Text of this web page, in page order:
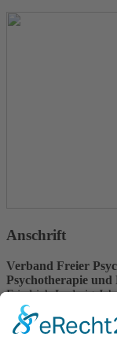
Anschrift
Verband Freier
Psychotherapie und
Friedrich-Ludwig-
31582 Nienburg/Weser
Service-Team